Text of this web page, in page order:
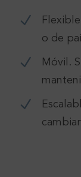
o de
Móvil.